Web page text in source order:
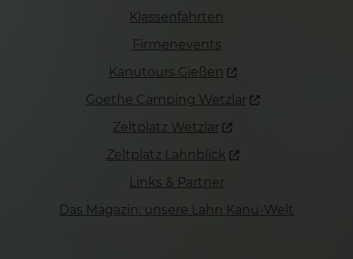
Klassenfahrten
Firmenevents
Kanutours Gießen
Goethe Camping Wetzlar
Zeltplatz Wetzlar
Zeltplatz Lahnblick
Links & Partner
Das Magazin: unsere Lahn Kanu-Welt